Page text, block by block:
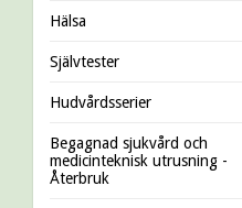
Hälsa
Självtester
Hudvårdsserier
Begagnad sjukvård och
medicinteknisk utrusning -
Återbruk